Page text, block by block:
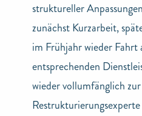
struktureller
zunächst Kurzarbeit,
im Frühjahr wieder
entsprechenden
wieder vollumfänglich